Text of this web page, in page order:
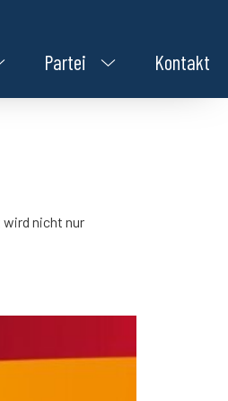
Partei Kontakt
wird nicht nur